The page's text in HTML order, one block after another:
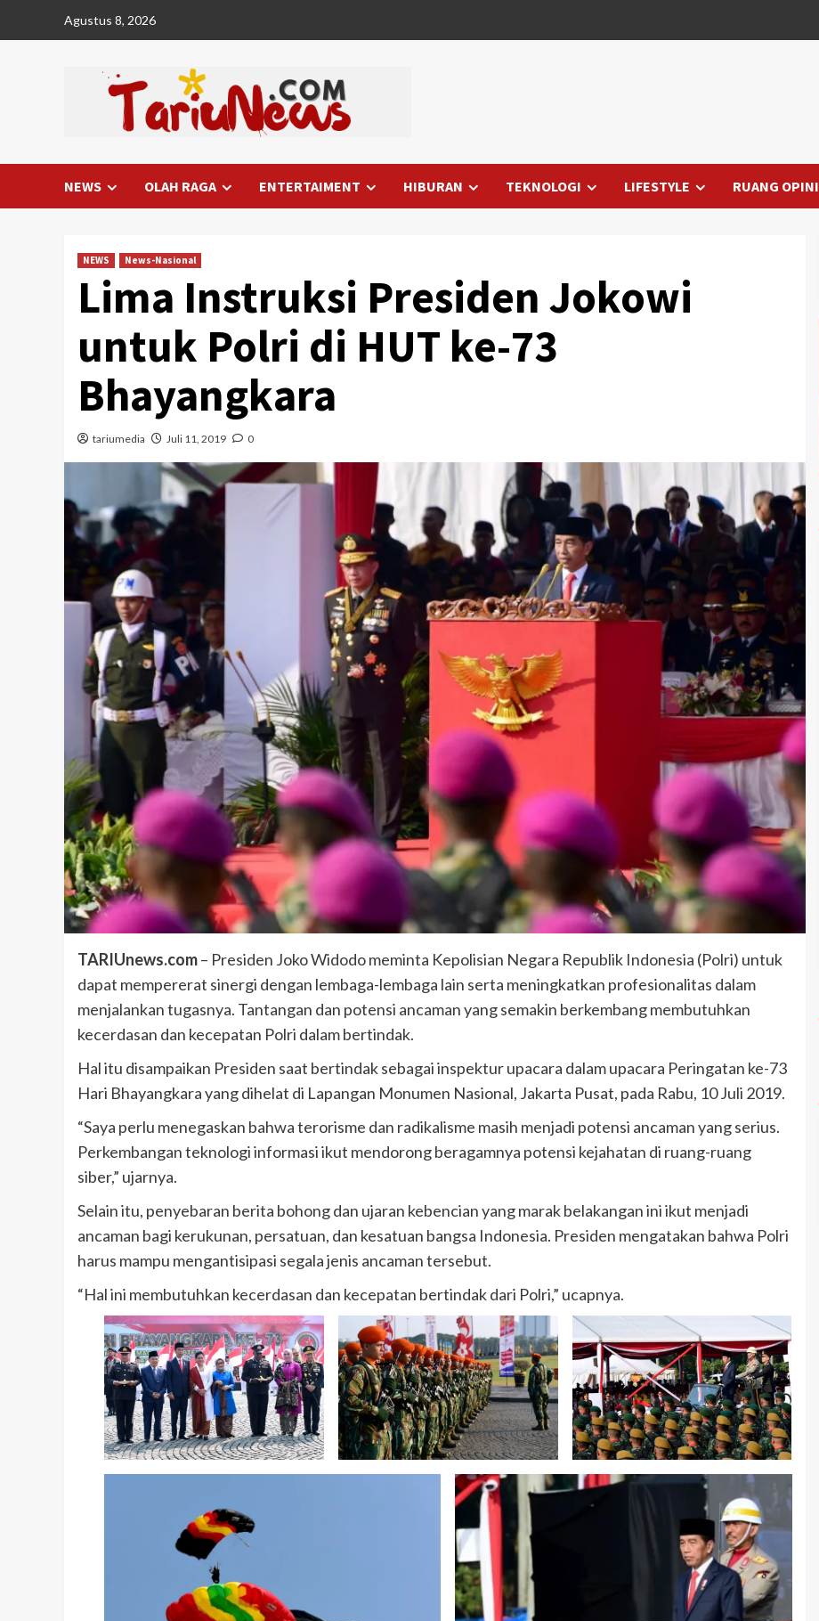
Agustus 8, 2026
NEWS OLAH RAGA ENTERTAIMENT HIBURAN TEKNOLOGI LIFESTYLE RUANG OPINI
NEWS News-Nasional
Lima Instruksi Presiden Jokowi
untuk Polri di HUT ke-73
Bhayangkara
tariumedia Juli 11, 2019 0
TARIUnews.com– Presiden Joko Widodo meminta Kepolisian Negara Republik Indonesia (Polri) untuk
dapat mempererat sinergi dengan lembaga-lembaga lain serta meningkatkan profesionalitas dalam
menjalankan tugasnya. Tantangan dan potensi ancaman yang semakin berkembang membutuhkan
kecerdasan dan kecepatan Polri dalam bertindak.
Hal itu disampaikan Presiden saat bertindak sebagai inspektur upacara dalam upacara Peringatan ke-73
Hari Bhayangkara yang dihelat di Lapangan Monumen Nasional, Jakarta Pusat, pada Rabu, 10 Juli 2019.
“Saya perlu menegaskan bahwa terorisme dan radikalisme masih menjadi potensi ancaman yang serius.
Perkembangan teknologi informasi ikut mendorong beragamnya potensi kejahatan di ruang-ruang
siber,” ujarnya.
Selain itu, penyebaran berita bohong dan ujaran kebencian yang marak belakangan ini ikut menjadi
ancaman bagi kerukunan, persatuan, dan kesatuan bangsa Indonesia. Presiden mengatakan bahwa Polri
harus mampu mengantisipasi segala jenis ancaman tersebut.
“Hal ini membutuhkan kecerdasan dan kecepatan bertindak dari Polri,” ucapnya.